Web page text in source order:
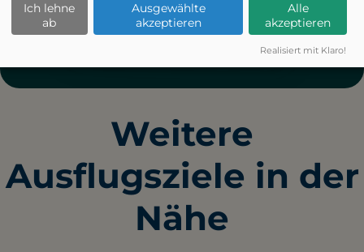
Weitere
Ausflugsziele in der
Nähe
Ich lehne
ab
Ausgewählte
akzeptieren
Alle
akzeptieren
Realisiert mit Klaro!